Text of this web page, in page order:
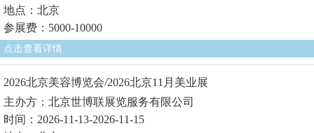
地点：北京
参展费：5000-10000
点击查看详情
2026北京美容博览会/2026北京11月美业展
主办方：北京世博联展览服务有限公司
时间：2026-11-13-2026-11-15